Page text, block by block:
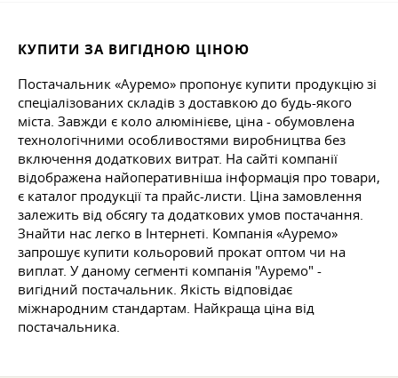
КУПИТИ ЗА ВИГІДНОЮ ЦІНОЮ
Постачальник «Ауремо» пропонує купити продукцію зі
спеціалізованих складів з доставкою до будь-якого
міста. Завжди є коло алюмінієве, ціна - обумовлена
технологічними особливостями виробництва без
включення додаткових витрат. На сайті компанії
відображена найоперативніша інформація про товари,
є каталог продукції та прайс-листи. Ціна замовлення
залежить від обсягу та додаткових умов постачання.
Знайти нас легко в Інтернеті. Компанія «Ауремо»
запрошує купити кольоровий прокат оптом чи на
виплат. У даному сегменті компанія "Ауремо" -
вигідний постачальник. Якість відповідає
міжнародним стандартам. Найкраща ціна від
постачальника.